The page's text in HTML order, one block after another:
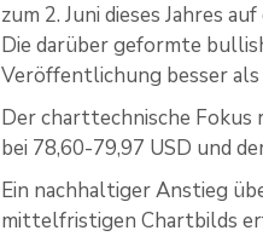
zum 2. Juni dieses Jahres
Die darüber geformte
Veröffentlichung besser
Der charttechnische Fokus
bei 78,60-79,97 USD und
Ein nachhaltiger Anstieg
mittelfristigen Chartbilds